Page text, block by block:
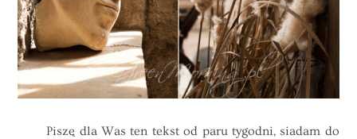
Piszę dla Was ten tekst od paru tygodni, siadam do